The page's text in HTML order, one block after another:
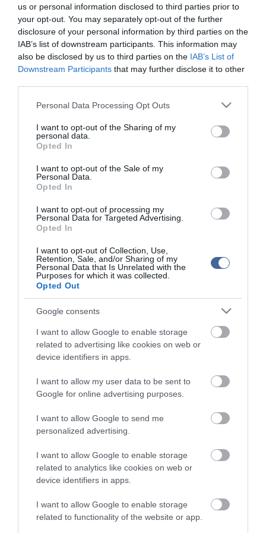
us or personal information disclosed to third parties prior to
your opt-out. You may separately opt-out of the further
disclosure of your personal information by third parties on the
IAB’s list of downstream participants. This information may
also be disclosed by us to third parties on the IAB’s List of
Downstream Participants that may further disclose it to other
Please note that this website/app uses one or more Google
not limited to your visit or usage behaviour. You may click to
grant or deny consent to Google and its third-party tags to
use your data for below specified purposes in below Google
consent section.
Personal Data Processing Opt Outs
I want to opt-out of the Sharing of my
personal data.
Opted In
I want to opt-out of the Sale of my
Personal Data.
Opted In
I want to opt-out of processing my
Personal Data for Targeted Advertising.
Opted In
I want to opt-out of Collection, Use,
Retention, Sale, and/or Sharing of my
Personal Data that Is Unrelated with the
Purposes for which it was collected.
Opted Out
Google consents
I want to allow Google to enable storage
related to advertising like cookies on web or
device identifiers in apps.
I want to allow my user data to be sent to
Google for online advertising purposes.
I want to allow Google to send me
personalized advertising.
I want to allow Google to enable storage
related to analytics like cookies on web or
device identifiers in apps.
I want to allow Google to enable storage
related to functionality of the website or app.
meghalt Chris Stevens amerikai nagykövet és további három
diplomata.
"Ami ezekkel az amerikai állampolgárokkal szeptember 11-én
történt, teljesen távol áll attól, amit a líbiai emberek éreznek az
amerikaiak iránt" - mondta Magarif.
Kapcsolódó írások:
Az iráni elnök elítélte a videót és az erőszakot is
tükrözik. A szerkesztőség mindössze a hírek publikációjával foglalkozik, a
kommenteket nem tudja befolyásolni - azok az olvasók személyes véleményét
tartalmazzák.
Kérjük, kulturáltan, mások személyiségi jogainak és jó hírnevének tiszteletben
tartásával kommenteljenek!
Izrael nem vonul ki Gázából
legnagyobb hosszútávú kajak-kenu versenyén, a Sellán
Latorcai Csaba: a KDNP pályázati úton választja ki
Egész héten meleg, napos idő várható
Tanács Zoltán: kormány-előterjesztés készül a
Vegyszeradagolási probléma miatt kórházba került az Igali
Gyógyfürdő több vendége